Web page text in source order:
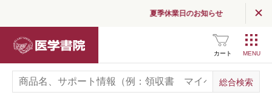
夏季休業日のお知らせ
カート